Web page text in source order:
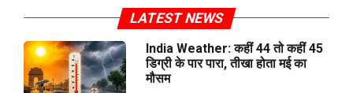
LATEST NEWS
India Weather: कहीं 44 तो कहीं 45
डिग्री के पार पारा, तीखा होता मई का
मौसम